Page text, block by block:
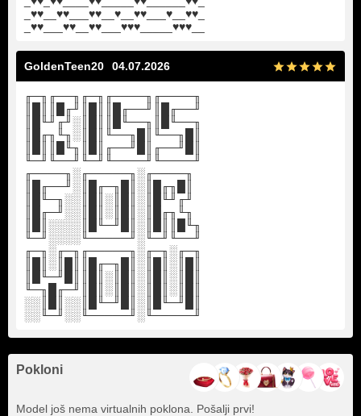
_♥♥__♥♥___♥♥__♥__♥♥___♥__♥♥_
_♥♥___♥♥__♥♥___♥♥♥_____♥♥♥__
GoldenTeen20 04.07.2026
╓─╖╓──╖╓─╖╓────╖╓────╖
║█║║█╓╜║█║║█╓──╜║█╓──╜
║█╙╜╓╜░║█║║█╙──╖║█╙──╖
║█╓╖╙╖░║█║╙──╖█║╙──╖█║
║█║║█╙╖║█║╓──╜█║╓──╜█║
╙─╜╙──╜╙─╜╙────╜╙────╜
╓────╖░╓─────╖░╓────╖
║█╓──╜░║█╓─╖█║░║█╓╖█║
║█╙─╖░░║█║░║█║░║█╙╜╓╜
║█╓─╜░░║█║░║█║░║█╓╖╙╖
║█║░░░░║█╙─╜█║░║█║║█╙╖
╙─╜░░░░╙─────╜░╙─╜╙──╜
╓─╖░╓─╖╓─────╖░╓─╖░╓─╖
║█║░║█║║█╓─╖█║░║█║░║█║
║█╙─╜█║║█║░║█║░║█║░║█║
╙─╖█╓─╜║█║░║█║░║█║░║█║
░░║█║░░║█╙─╜█║░║█╙─╜█║
░░╙─╜░░╙─────╜░╙─────╜
Pokloni
Model još nema virtualnih poklona. Pošalji prvi!